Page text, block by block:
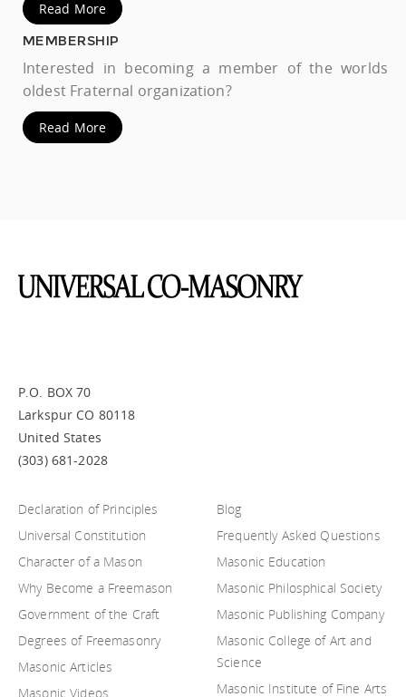
Read More
MEMBERSHIP
Interested in becoming a member of the worlds
oldest Fraternal organization?
Read More
P.O. BOX 70
Larkspur CO 80118
United States
(303) 681-2028
Declaration of Principles
Universal Constitution
Character of a Mason
Why Become a Freemason
Government of the Craft
Degrees of Freemasonry
Masonic Articles
Masonic Videos
Blog
Frequently Asked Questions
Masonic Education
Masonic Philosphical Society
Masonic Publishing Company
Masonic College of Art and
Science
Masonic Institute of Fine Arts